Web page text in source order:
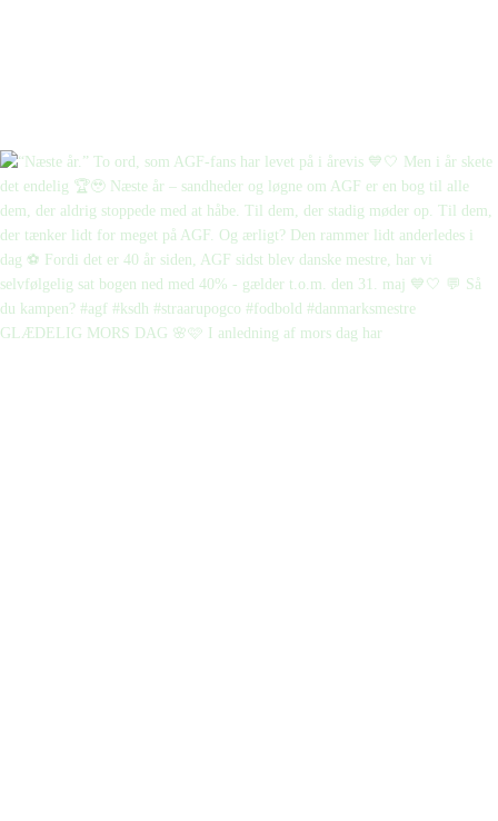
GLÆDELIG MORS DAG 🌸🩷 I anledning af mors dag har